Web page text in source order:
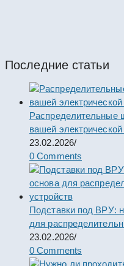
Последние статьи
Распределительные
вашей электрической
23.02.2026/
0 Comments
Подставки под ВРУ:
для
23.02.2026/
0 Comments